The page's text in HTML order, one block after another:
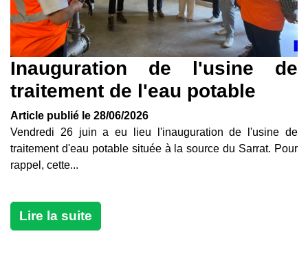
Inauguration de l'usine de
traitement de l'eau potable
Article publié le 28/06/2026
Vendredi 26 juin a eu lieu l'inauguration de l'usine de
traitement d'eau potable située à la source du Sarrat. Pour
rappel, cette...
Lire la suite